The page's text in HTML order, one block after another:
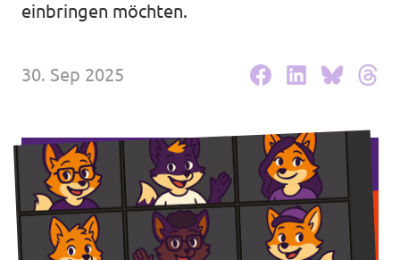
Jobs bei Volt
Transparenz
einbringen möchten.
30. Sep 2025